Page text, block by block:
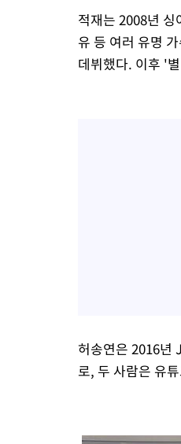
적재는 2008년
유 등 여러 유명
데뷔했다. 이후 '
허송연은 2016년
로, 두 사람은 유